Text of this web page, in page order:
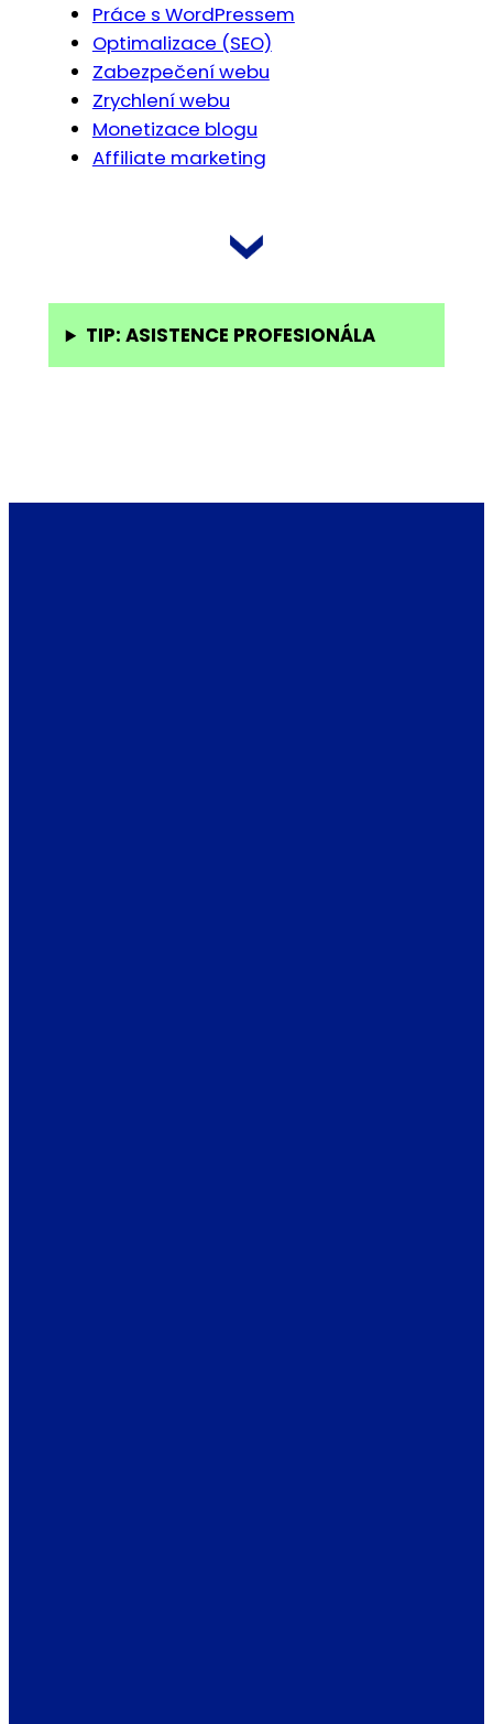
Práce s WordPressem
Optimalizace (SEO)
Zabezpečení webu
Zrychlení webu
Monetizace blogu
Affiliate marketing
TIP: ASISTENCE PROFESIONÁLA